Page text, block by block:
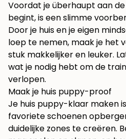
Voordat je überhaupt aan
begint, is een slimme
Door je huis en je eigen
loep te nemen, maak je het
stuk makkelijker en leuker.
wat je nodig hebt om de
verlopen.
Maak je huis puppy-proof
Je huis puppy-klaar maken
favoriete schoenen
duidelijke zones te creëren.